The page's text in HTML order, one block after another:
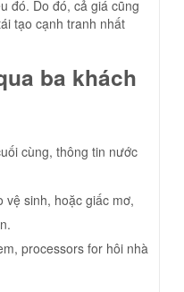
đó. Do đó, cả giá cũng
tạo cạnh tranh nhất
ba khách
cùng, thông tin nước
vệ sinh, hoặc giấc mơ,
processors for hôi nhà